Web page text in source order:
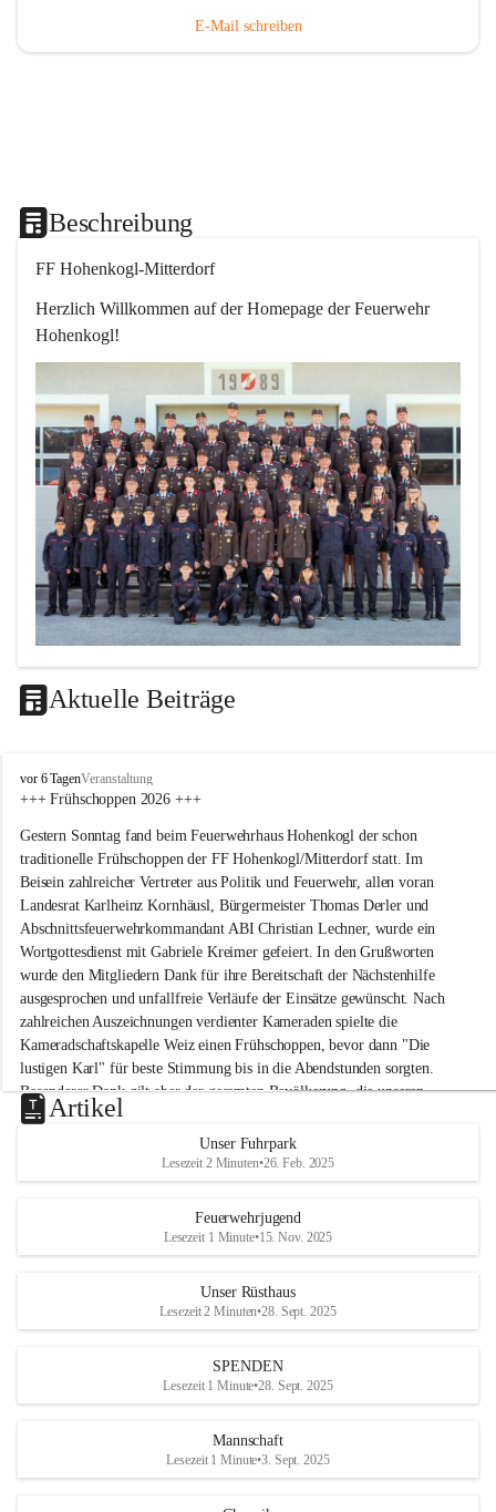
E-Mail schreiben
Beschreibung
FF Hohenkogl-Mitterdorf
Herzlich Willkommen auf der Homepage der Feuerwehr
Hohenkogl!
Aktuelle Beiträge
F
F
o
h
e
n
k
o
g
l
-
M
i
t
t
e
r
r
vor 6 TagenVeranstaltung
+++ Frühschoppen 2026 +++
Gestern Sonntag fand beim Feuerwehrhaus Hohenkogl der schon
traditionelle Frühschoppen der FF Hohenkogl/Mitterdorf statt. Im
Beisein zahlreicher Vertreter aus Politik und Feuerwehr, allen voran
Landesrat Karlheinz Kornhäusl, Bürgermeister Thomas Derler und
Abschnittsfeuerwehrkommandant ABI Christian Lechner, wurde ein
Wortgottesdienst mit Gabriele Kreimer gefeiert. In den Grußworten
wurde den Mitgliedern Dank für ihre Bereitschaft der Nächstenhilfe
ausgesprochen und unfallfreie Verläufe der Einsätze gewünscht. Nach
zahlreichen Auszeichnungen verdienter Kameraden spielte die
Kameradschaftskapelle Weiz einen Frühschoppen, bevor dann "Die
lustigen Karl" für beste Stimmung bis in die Abendstunden sorgten.
Besonderer Dank gilt aber der gesamten Bevölkerung, die unseren
Frühschoppen trotz hochsommerlichen Temperaturen besuchte. Der
Reinerlös des Festes kommt natürlich wieder der Verbesserung der
Ausrüstung und somit der Einsatzbereitschaft der FF
Hohenkogl/Mitterdorf zugute!
HERZLICHEN DANK FÜR IHREN BESUCH!
Artikel
Unser Fuhrpark
Lesezeit 2 Minuten•26. Feb. 2025
Feuerwehrjugend
Lesezeit 1 Minute•15. Nov. 2025
Unser Rüsthaus
Lesezeit 2 Minuten•28. Sept. 2025
SPENDEN
Lesezeit 1 Minute•28. Sept. 2025
Mannschaft
Lesezeit 1 Minute•3. Sept. 2025